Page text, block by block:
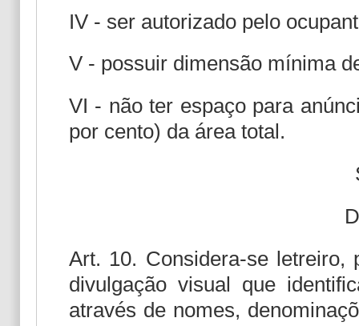
IV - ser autorizado pelo
V - possuir dimensão mínima
VI - não ter espaço para
por cento) da área total.
Art. 10. Considera-se
divulgação visual que
através de nomes,